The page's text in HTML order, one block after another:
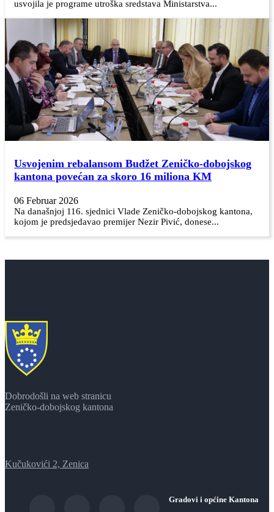
usvojila je programe utroška sredstava Ministarstva...
Usvojenim rebalansom Budžet Zeničko-dobojskog
kantona povećan za skoro 16 miliona KM
06 Februar 2026
Na današnjoj 116. sjednici Vlade Zeničko-dobojskog kantona,
kojom je predsjedavao premijer Nezir Pivić, donese...
Dobrodošli na web stranicu
Zeničko-dobojskog kantona
Kučukovići 2, Zenica
Gradovi i općine Kantona